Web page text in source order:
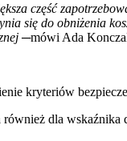
część
się do obniżenia
─mówi Ada
kryteriów
dla